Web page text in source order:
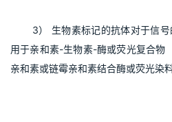
3） 生物素标记的抗体对于信
用于亲和素-生物素-酶或荧光复合物
亲和素或链霉亲和素结合酶或荧光染